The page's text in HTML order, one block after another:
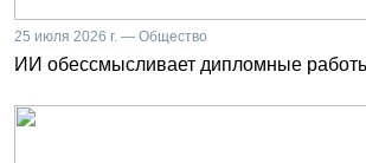
25 июля 2026 г. — Общество
ИИ обессмысливает дипломные